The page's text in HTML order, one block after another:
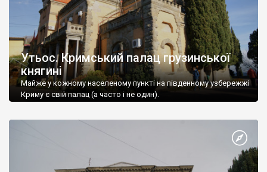
Утьос. Кримський палац грузинської
княгині
Майже у кожному населеному пункті на південному узбережжі
Криму є свій палац (а часто і не один).